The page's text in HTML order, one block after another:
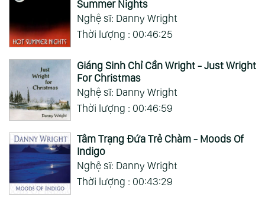
Summer Nights
Nghệ sĩ: Danny Wright
Thời lượng : 00:46:25
Giáng Sinh Chỉ Cần Wright - Just Wright
For Christmas
Nghệ sĩ: Danny Wright
Thời lượng : 00:46:59
Tâm Trạng Đứa Trẻ Chàm - Moods Of
Indigo
Nghệ sĩ: Danny Wright
Thời lượng : 00:43:29